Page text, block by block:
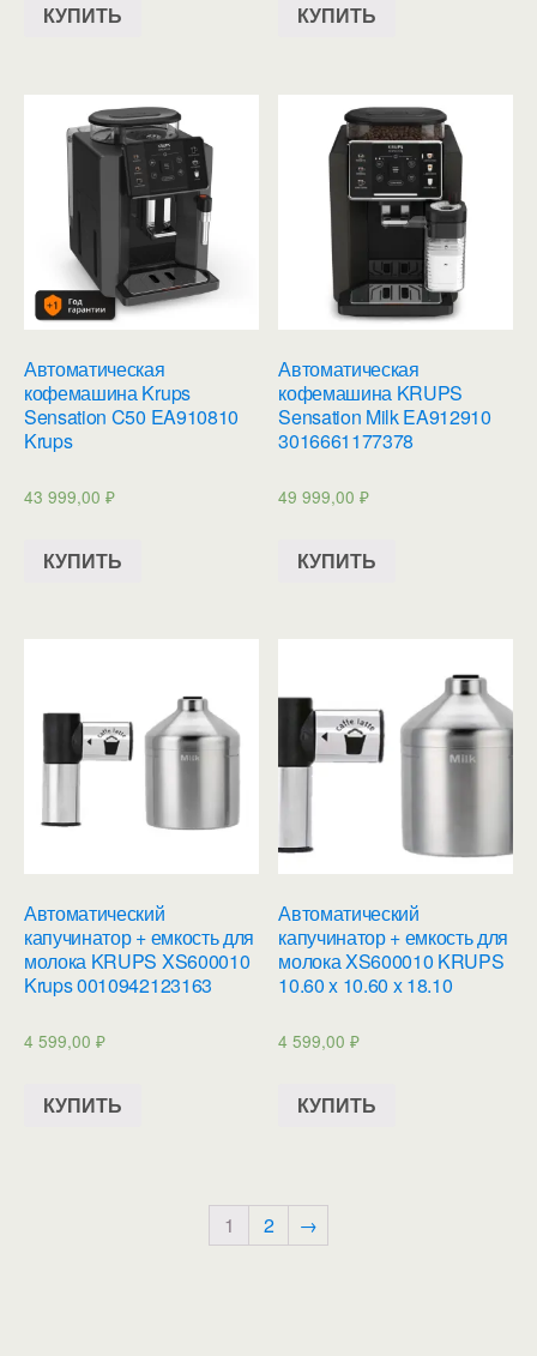
КУПИТЬ КУПИТЬ
Автоматическая
кофемашина Krups
Sensation C50 EA910810
Krups
43 999,00 ₽
КУПИТЬ
Автоматическая
кофемашина KRUPS
Sensation Milk EA912910
3016661177378
49 999,00₽
КУПИТЬ
Автоматический
капучинатор + емкость для
молока KRUPS XS600010
Krups 0010942123163
4 599,00 ₽
КУПИТЬ
Автоматический
капучинатор + емкость для
молока XS600010 KRUPS
10.60 x 10.60 x 18.10
4 599,00₽
КУПИТЬ
1 2 →